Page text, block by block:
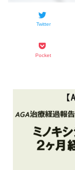
Twitter
Pocket